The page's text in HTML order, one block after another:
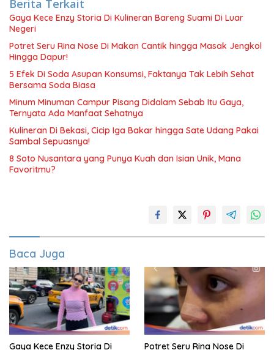
Berita Terkait
Gaya Kece Enzy Storia Di Kulineran Bareng Suami Di Luar
Negeri
Potret Seru Rina Nose Di Makan Cantik hingga Masak Jengkol
Hingga Dapur!
5 Efek Di Soda Asupan Konsumsi, Faktanya Tak Lebih Sehat
Bersama Soda Biasa
Minum Minuman Campur Pisang Didalam Sebab Itu Gaya,
Ternyata Ada Manfaat Sehatnya
Kulineran Di Bekasi, Cicip Iga Bakar hingga Sate Udang Pakai
Sambal Sepuasnya!
8 Soto Nusantara yang Punya Kuah dan Isian Unik, Mana
Favoritmu?
Baca Juga
Gaya Kece Enzy Storia Di Potret Seru Rina Nose Di